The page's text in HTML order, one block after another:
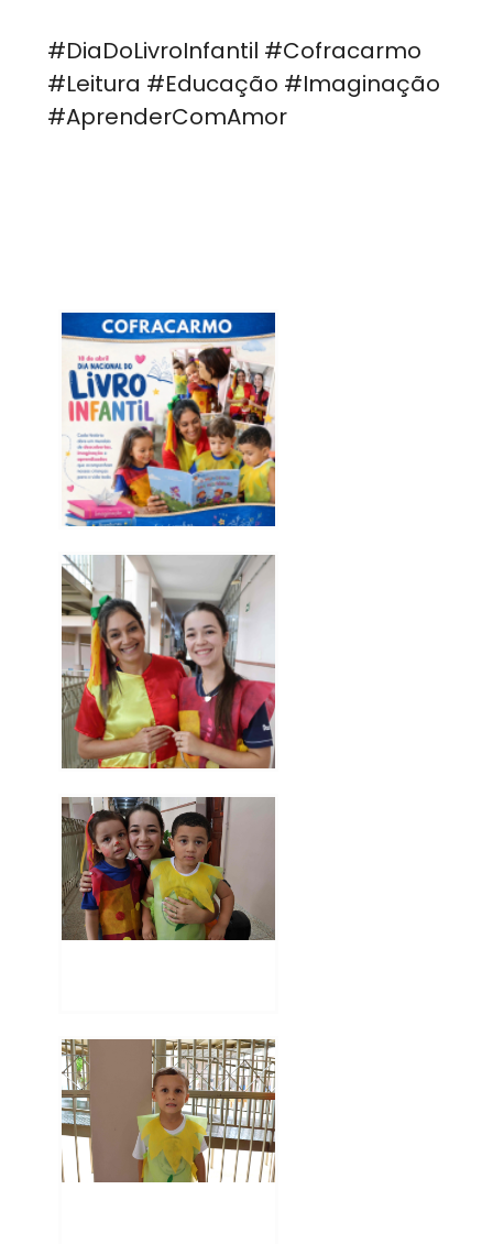
#DiaDoLivroInfantil #Cofracarmo
#Leitura #Educação #Imaginação
#AprenderComAmor